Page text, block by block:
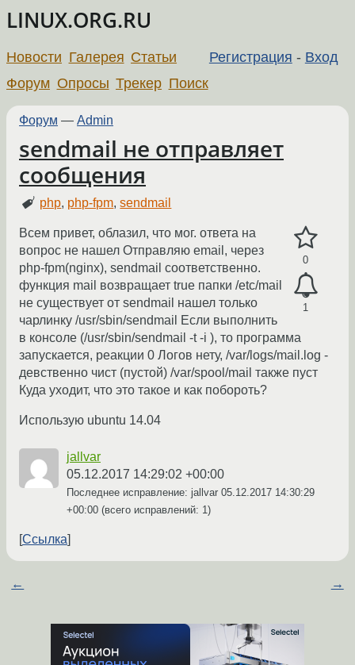
LINUX.ORG.RU
Регистрация - Вход
Новости Галерея Статьи
Форум Опросы Трекер Поиск
Форум — Admin
sendmail не отправляет
сообщения
php, php-fpm,sendmail
0
1
Всем привет, облазил, что мог. ответа на
вопрос не нашел Отправляю email, через
php-fpm(nginx), sendmail соответственно.
функция mail возвращает true папки /etc/mail
не существует от sendmail нашел только
чарлинку /usr/sbin/sendmail Если выполнить
в консоле (/usr/sbin/sendmail -t -i ), то программа
запускается, реакции 0 Логов нету, /var/logs/mail.log -
девственно чист (пустой) /var/spool/mail также пуст
Куда уходит, что это такое и как побороть?
Использую ubuntu 14.04
jallvar
05.12.2017 14:29:02 +00:00
Последнее исправление: jallvar 05.12.2017 14:30:29
+00:00 (всего исправлений: 1)
Ссылка
← →